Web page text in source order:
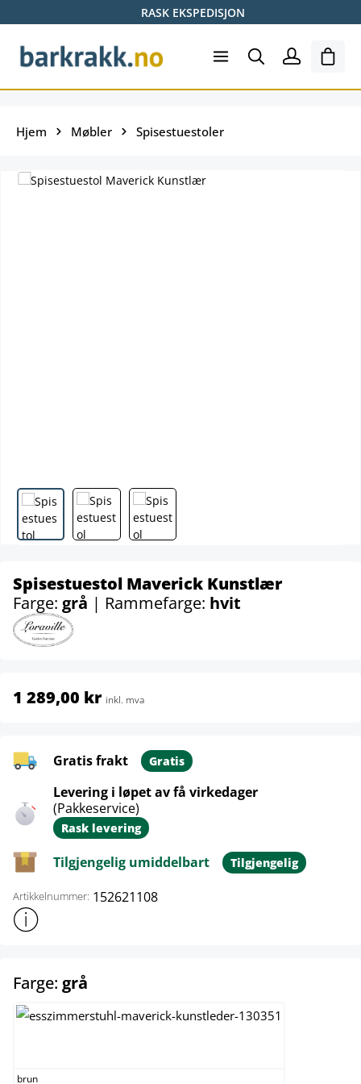
RASK EKSPEDISJON
Hjem Møbler Spisestuestoler
Spisestuestol Maverick Kunstlær
Farge: grå | Rammefarge: hvit
1 289,00 kr inkl. mva
Gratis frakt Gratis
Levering i løpet av få virkedager
(Pakkeservice)
Rask levering
Tilgjengelig umiddelbart Tilgjengelig
Artikkelnummer: 152621108
Vis mer produktinformasjon
Farge: grå
brun